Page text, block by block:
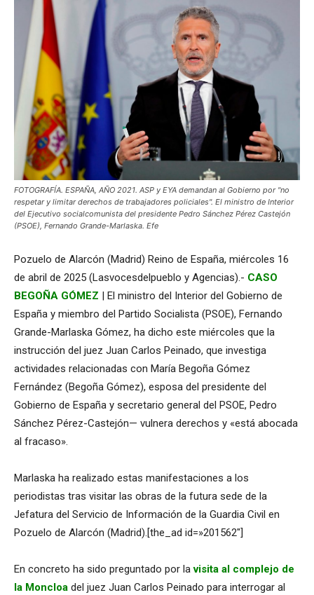
FOTOGRAFÍA. ESPAÑA, AÑO 2021. ASP y EYA demandan al Gobierno por "no
respetar y limitar derechos de trabajadores policiales". El ministro de Interior
del Ejecutivo socialcomunista del presidente Pedro Sánchez Pérez Castejón
(PSOE), Fernando Grande-Marlaska. Efe
Pozuelo de Alarcón (Madrid) Reino de España, miércoles 16
de abril de 2025 (Lasvocesdelpueblo y Agencias).- CASO
BEGOÑA GÓMEZ | El ministro del Interior del Gobierno de
España y miembro del Partido Socialista (PSOE), Fernando
Grande-Marlaska Gómez, ha dicho este miércoles que la
instrucción del juez Juan Carlos Peinado, que investiga
actividades relacionadas con María Begoña Gómez
Fernández (Begoña Gómez), esposa del presidente del
Gobierno de España y secretario general del PSOE, Pedro
Sánchez Pérez-Castejón— vulnera derechos y «está abocada
al fracaso».
Marlaska ha realizado estas manifestaciones a los
periodistas tras visitar las obras de la futura sede de la
Jefatura del Servicio de Información de la Guardia Civil en
Pozuelo de Alarcón (Madrid).[the_ad id=»201562″]
En concreto ha sido preguntado por lavisita al complejo de
la Moncloa del juez Juan Carlos Peinado para interrogar al